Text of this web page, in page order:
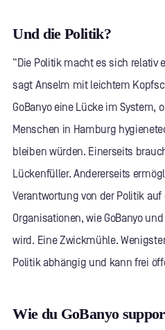
Und die Politik?
“Die Politik macht es sich relativ
sagt Anselm mit leichtem
GoBanyo eine Lücke im System,
Menschen in Hamburg
bleiben würden. Einerseits
Lückenfüller. Andererseits
Verantwortung von der Politik
Organisationen, wie GoBanyo
wird. Eine Zwickmühle.
Politik abhängig und kann frei
Wie du GoBanyo